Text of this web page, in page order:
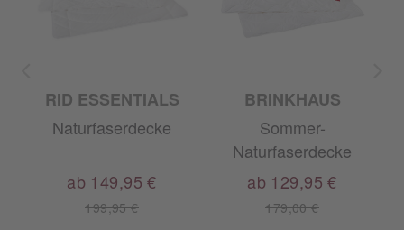
RID ESSENTIALS
Naturfaserdecke
199,95 €
ab 149,95 €
BRINKHAUS
Sommer-
Naturfaserdecke
179,00 €
ab 129,95 €